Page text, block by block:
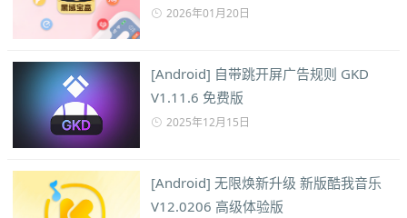
2026年01月20日
[Android] 自带跳开屏广告规则 GKD
V1.11.6 免费版
2025年12月15日
[Android] 无限焕新升级 新版酷我音乐
V12.0206 高级体验版